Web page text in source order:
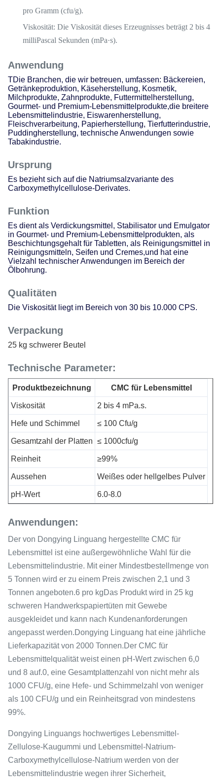
pro Gramm (cfu/g).
Viskosität: Die Viskosität dieses Erzeugnisses beträgt 2 bis 4
milliPascal Sekunden (mPa·s).
Anwendung
TDie Branchen, die wir betreuen, umfassen: Bäckereien,
Getränkeproduktion, Käseherstellung, Kosmetik,
Milchprodukte, Zahnprodukte, Futtermittelherstellung,
Gourmet- und Premium-Lebensmittelprodukte,die breitere
Lebensmittelindustrie, Eiswarenherstellung,
Fleischverarbeitung, Papierherstellung, Tierfutterindustrie,
Puddingherstellung, technische Anwendungen sowie
Tabakindustrie.
Ursprung
Es bezieht sich auf die Natriumsalzvariante des
Carboxymethylcellulose-Derivates.
Funktion
Es dient als Verdickungsmittel, Stabilisator und Emulgator
in Gourmet- und Premium-Lebensmittelprodukten, als
Beschichtungsgehalt für Tabletten, als Reinigungsmittel in
Reinigungsmitteln, Seifen und Cremes,und hat eine
Vielzahl technischer Anwendungen im Bereich der
Ölbohrung.
Qualitäten
Die Viskosität liegt im Bereich von 30 bis 10.000 CPS.
Verpackung
25 kg schwerer Beutel
Technische Parameter:
Produktbezeichnung CMC für Lebensmittel
Viskosität 2 bis 4 mPa.s.
Hefe und Schimmel ≤ 100 Cfu/g
Gesamtzahl der Platten ≤ 1000cfu/g
Reinheit ≥99%
Aussehen Weißes oder hellgelbes Pulver
pH-Wert 6.0-8.0
Anwendungen:
Der von Dongying Linguang hergestellte CMC für
Lebensmittel ist eine außergewöhnliche Wahl für die
Lebensmittelindustrie. Mit einer Mindestbestellmenge von
5 Tonnen wird er zu einem Preis zwischen 2,1 und 3
Tonnen angeboten.6 pro kgDas Produkt wird in 25 kg
schweren Handwerkspapiertüten mit Gewebe
ausgekleidet und kann nach Kundenanforderungen
angepasst werden.Dongying Linguang hat eine jährliche
Lieferkapazität von 2000 Tonnen.Der CMC für
Lebensmittelqualität weist einen pH-Wert zwischen 6,0
und 8 auf.0, eine Gesamtplattenzahl von nicht mehr als
1000 CFU/g, eine Hefe- und Schimmelzahl von weniger
als 100 CFU/g und ein Reinheitsgrad von mindestens
99%.
Dongying Linguangs hochwertiges Lebensmittel-
Zellulose-Kaugummi und Lebensmittel-Natrium-
Carboxymethylcellulose-Natrium werden von der
Lebensmittelindustrie wegen ihrer Sicherheit,